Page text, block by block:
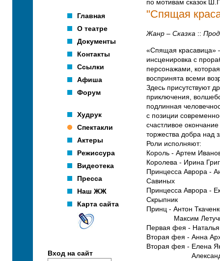
Главная
О театре
Документы
Контакты
Ссылки
Афиша
Форум
Худрук
Спектакли
Актеры
Режиссура
Видеотека
Пресса
Наш ЖЖ
Карта сайта
Вход на сайт
по мотивам сказок
"Спящая
Жанр – Сказка ::
«Спящая красавица»
инсценировка с
персонажами,
воспринята всеми
Здесь присутствуют
приключения,
подлинная
с позиции
счастливое
торжества добра над
Роли исполняют:
Король - Артем
Королева - Ирина
Принцесса Аврора -
Савиных
Принцесса Аврора -
Скрыпник
Принц - Антон
Максим
Первая фея - Наталья
Вторая фея - Анна
Вторая фея - Елена
Александра